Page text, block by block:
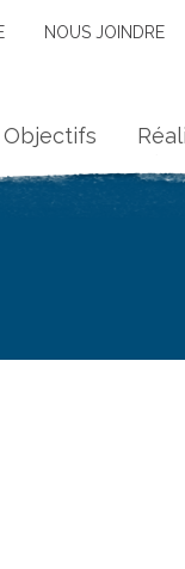
NOUS JOINDRE
Objectifs